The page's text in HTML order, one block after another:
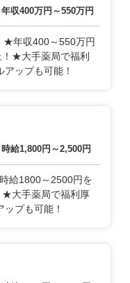
年収400万円～550万円
年収400～550万円
★大手薬局で福利
ップも可能！
時給1,800円～2,500円
給1800～2500円を
大手薬局で福利厚
プも可能！